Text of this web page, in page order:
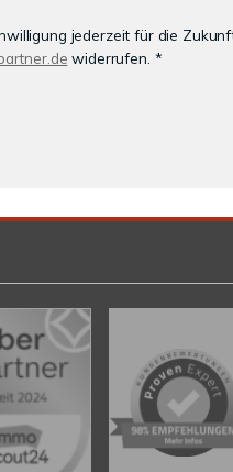
jederzeit für die
widerrufen. *